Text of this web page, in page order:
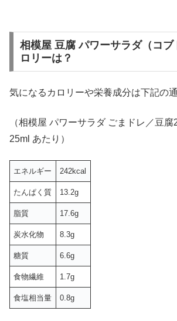
相模屋 豆腐 パワーサラダ（コブ
ロリーは？
気になるカロリーや栄養成分は下記の通
（相模屋 パワーサラダ ごまドレ／豆
25ml あたり）
エネルギー 242kcal
たんぱく質 13.2g
脂質 17.6g
炭水化物 8.3g
糖質 6.6g
食物繊維 1.7g
食塩相当量 0.8g